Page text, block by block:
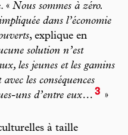
« Nous sommes à zéro.
dans l’économie
, explique en
solution n’est
les jeunes et les gamins
les conséquences
uns d’entre eux… 3 »
à taille